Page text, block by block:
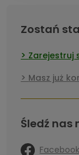
Zostań
Zarejestruj
Masz już
Śledź nas
Facebook